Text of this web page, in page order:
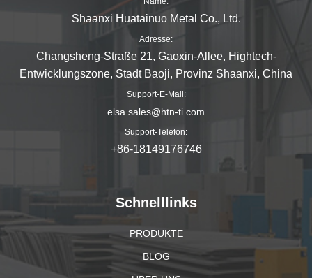
Shaanxi Huatainuo Metal Co., Ltd.
Adresse:
Changsheng-Straße 21, Gaoxin-Allee, Hightech-
Entwicklungszone, Stadt Baoji, Provinz Shaanxi, China
Support-E-Mail:
elsa.sales@htn-ti.com
Support-Telefon:
+86-18149176746
Schnelllinks
PRODUKTE
BLOG